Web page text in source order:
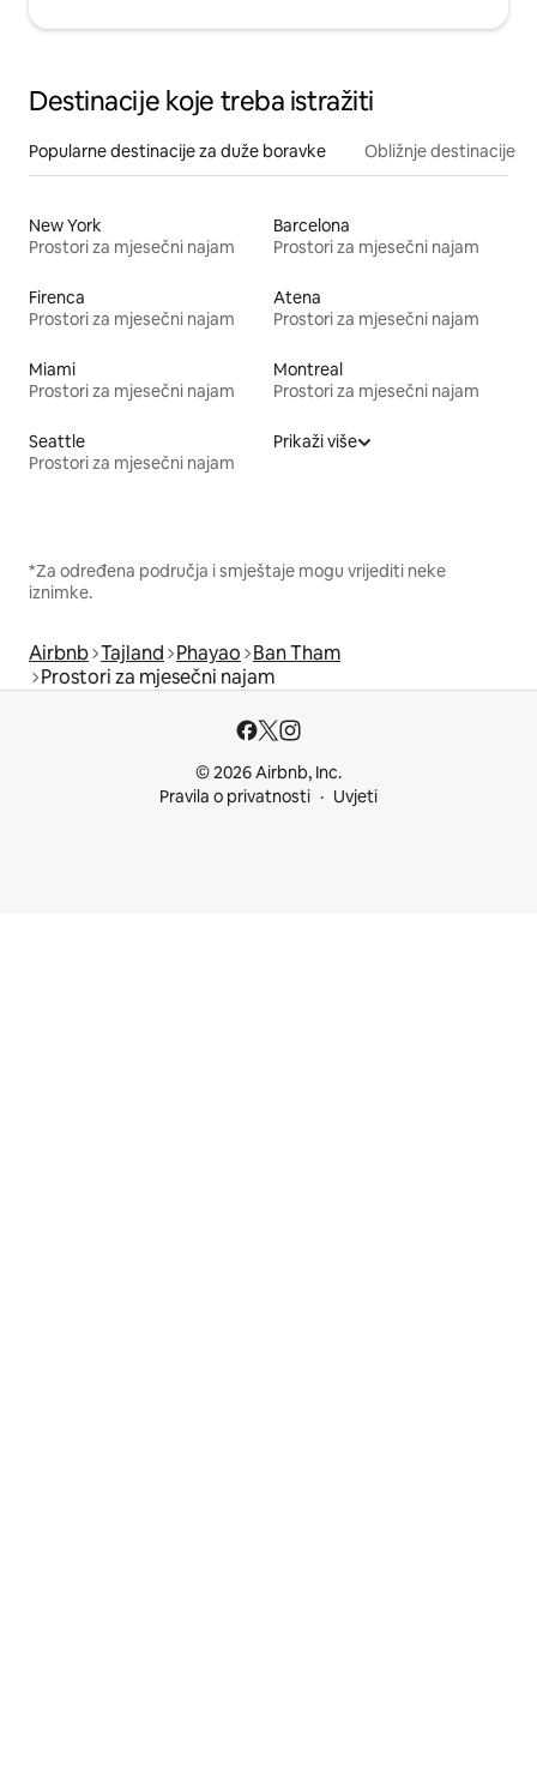
Destinacije koje treba istražiti
Popularne destinacije za duže boravke Obližnje destinacije
New York
Prostori za mjesečni najam
Barcelona
Prostori za mjesečni najam
Firenca
Prostori za mjesečni najam
Atena
Prostori za mjesečni najam
Miami
Prostori za mjesečni najam
Montreal
Prostori za mjesečni najam
Seattle
Prostori za mjesečni najam
Prikaži više
*Za određena područja i smještaje mogu vrijediti neke
iznimke.
Airbnb Tajland Phayao Ban Tham
Prostori za mjesečni najam
© 2026 Airbnb, Inc.
Pravila o privatnosti
Uvjeti